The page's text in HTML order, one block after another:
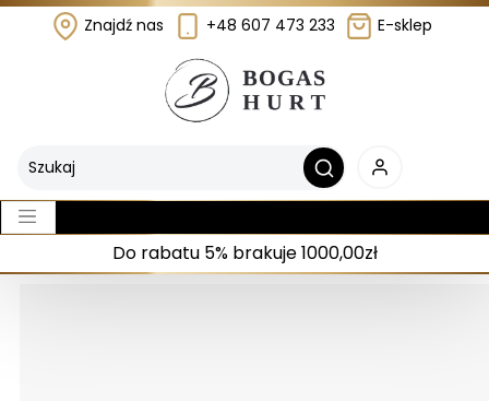
Znajdź nas +48 607 473 233 E-sklep
Do rabatu 5% brakuje 1000,00zł